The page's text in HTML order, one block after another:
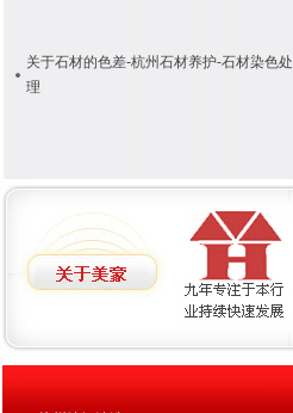
关于石材的色差-杭州石材养护-石材染色处
理